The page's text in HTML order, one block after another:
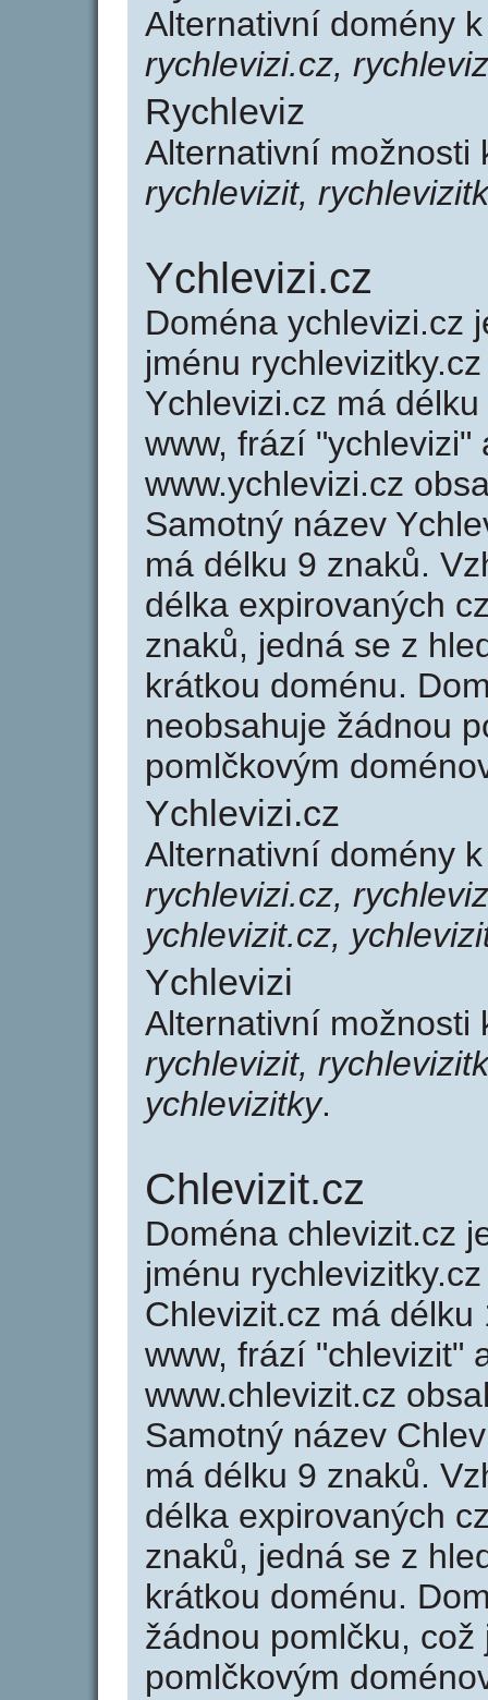
Alternativní domény
rychlevizi.cz,
Rychleviz
Alternativní
rychlevizit, rychlevizitk
Ychlevizi.cz
Doména ychlevizi.cz
jménu
Ychlevizi.cz má
www, frází "ychlevizi"
www.ychlevizi.cz
Samotný název
má délku 9 znaků.
délka expirovaných
znaků, jedná se z
krátkou doménu.
neobsahuje žádnou
pomlčkovým
Ychlevizi.cz
Alternativní domény
rychlevizi.cz,
ychlevizit.cz,
Ychlevizi
Alternativní
rychlevizit,
ychlevizitky.
Chlevizit.cz
Doména chlevizit.cz
jménu
Chlevizit.cz má
www, frází "chlevizit"
www.chlevizit.cz
Samotný název
má délku 9 znaků.
délka expirovaných
znaků, jedná se z
krátkou doménu.
žádnou pomlčku,
pomlčkovým